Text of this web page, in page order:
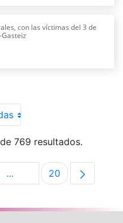
con las víctimas del 3 de
769 resultados.
...Páginas intermedias Use
Página
20